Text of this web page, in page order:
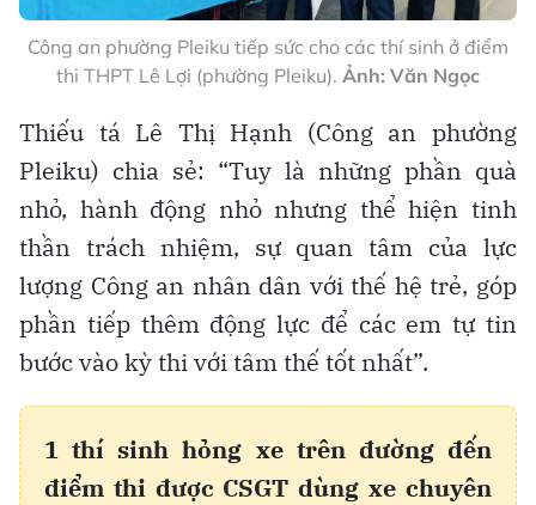
Công an phường Pleiku tiếp sức cho các thí sinh ở điểm
thi THPT Lê Lợi (phường Pleiku). Ảnh: Văn Ngọc
Thiếu tá Lê Thị Hạnh (Công an phường
Pleiku) chia sẻ: “Tuy là những phần quà
nhỏ, hành động nhỏ nhưng thể hiện tinh
thần trách nhiệm, sự quan tâm của lực
lượng Công an nhân dân với thế hệ trẻ, góp
phần tiếp thêm động lực để các em tự tin
bước vào kỳ thi với tâm thế tốt nhất”.
1 thí sinh hỏng xe trên đường đến
điểm thi được CSGT dùng xe chuyên